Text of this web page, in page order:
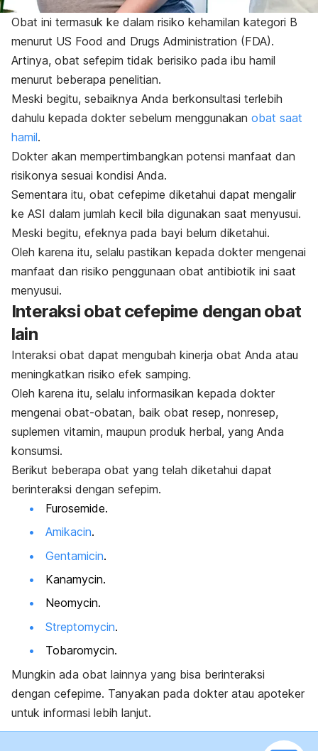
Obat ini termasuk ke dalam risiko kehamilan kategori B
menurut US Food and Drugs Administration (FDA).
Artinya, obat sefepim tidak berisiko pada ibu hamil
menurut beberapa penelitian.
Meski begitu, sebaiknya Anda berkonsultasi terlebih
dahulu kepada dokter sebelum menggunakan obat saat
hamil.
Dokter akan mempertimbangkan potensi manfaat dan
risikonya sesuai kondisi Anda.
Sementara itu, obat cefepime diketahui dapat mengalir
ke ASI dalam jumlah kecil bila digunakan saat menyusui.
Meski begitu, efeknya pada bayi belum diketahui.
Oleh karena itu, selalu pastikan kepada dokter mengenai
manfaat dan risiko penggunaan obat antibiotik ini saat
menyusui.
Interaksi obat cefepime dengan obat
lain
Interaksi obat dapat mengubah kinerja obat Anda atau
meningkatkan risiko efek samping.
Oleh karena itu, selalu informasikan kepada dokter
mengenai obat-obatan, baik obat resep, nonresep,
suplemen vitamin, maupun produk herbal, yang Anda
konsumsi.
Berikut beberapa obat yang telah diketahui dapat
berinteraksi dengan sefepim.
Furosemide.
Amikacin.
Gentamicin.
Kanamycin.
Neomycin.
Streptomycin.
Tobaromycin.
Mungkin ada obat lainnya yang bisa berinteraksi
dengan cefepime. Tanyakan pada dokter atau apoteker
untuk informasi lebih lanjut.